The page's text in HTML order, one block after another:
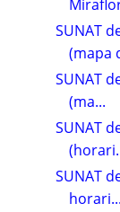
SUNAT
(mapa
SUNAT
(ma...
SUNAT
SUNAT
horari...